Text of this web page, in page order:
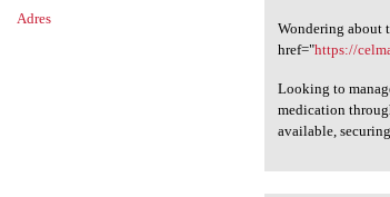
Adres
Wondering about
href="https://
Looking to
medication
available,